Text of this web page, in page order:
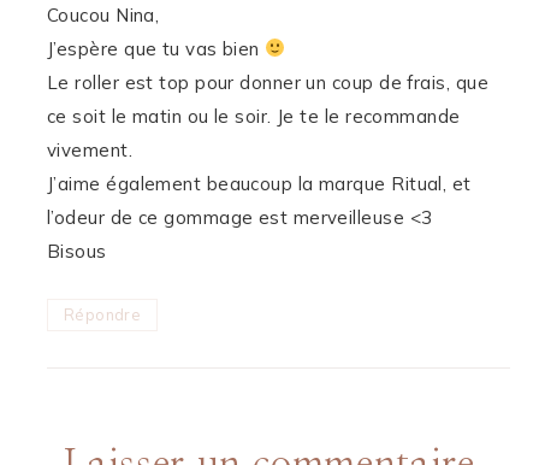
Coucou Nina,
J’espère que tu vas bien
Le roller est top pour donner un coup de frais, que
ce soit le matin ou le soir. Je te le recommande
vivement.
J’aime également beaucoup la marque Ritual, et
l’odeur de ce gommage est merveilleuse <3
Bisous
Répondre